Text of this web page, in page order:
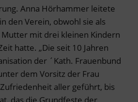
Anna Hörhammer leitete
den Verein, obwohl sie als
mit drei kleinen Kindern
hatte. „Die seit 10 Jahren
der ´Kath. Frauenbund
dem Vorsitz der Frau
aller geführt, bis
das die Grundfeste der